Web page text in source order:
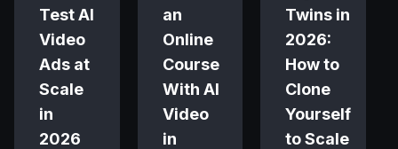
Test AI
Video
Ads at
Scale
in
2026
an
Online
Course
With AI
Video
in
Twins in
2026:
How to
Clone
Yourself
to Scale